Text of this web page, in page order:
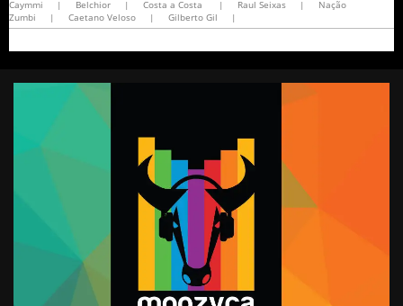
Caymmi
| Belchior | Costa a Costa | Raul Seixas |
Nação
Zumbi
| Caetano Veloso | Gilberto Gil |